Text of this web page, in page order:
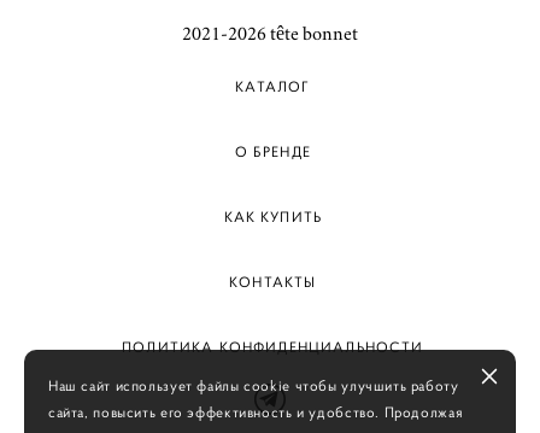
2021-2026 tête bonnet
КАТАЛОГ
О БРЕНДЕ
КАК КУПИТЬ
КОНТАКТЫ
ПОЛИТИКА КОНФИДЕНЦИАЛЬНОСТИ
Наш сайт использует файлы cookie чтобы улучшить работу
сайта, повысить его эффективность и удобство. Продолжая